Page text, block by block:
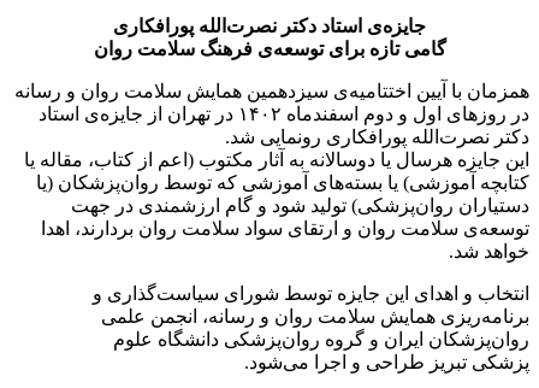
جایزه‌ی استاد دکتر نصرت‌الله پورافکاری
گامی تازه برای توسعه‌ی فرهنگ سلامت روان
همزمان با آیین اختتامیه‌ی سیزدهمین همایش سلامت روان و رسانه
در روزهای اول و دوم اسفندماه ۱۴۰۲ در تهران از جایزه‌ی استاد
دکتر نصرت‌الله پورافکاری رونمایی شد.
این جایزه هرسال یا دوسالانه به آثار مکتوب (اعم از کتاب، مقاله یا
کتابچه آموزشی) یا بسته‌های آموزشی که توسط روان‌پزشکان (یا
دستیاران روان‌‌پزشکی) تولید شود و گام ارزشمندی در جهت
توسعه‌ی سلامت روان و ارتقای سواد سلامت روان بردارند، اهدا
خواهد شد.
انتخاب و اهدای این جایزه توسط شورای سیاست‌گذاری و
برنامه‌ریزی همایش سلامت روان و رسانه، انجمن علمی
روان‌پزشکان ایران و گروه روان‌‌پزشکی دانشگاه علوم
پزشکی تبریز طراحی و اجرا می‌شود.